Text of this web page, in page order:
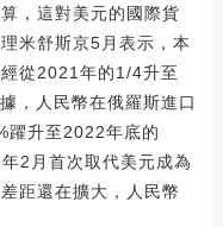
，這對美元的國際貨
米舒斯京5月表示，本
從2021年的1/4升至
，人民幣在俄羅斯進口
躍升至2022年底的
2月首次取代美元成為
距還在擴大，人民幣